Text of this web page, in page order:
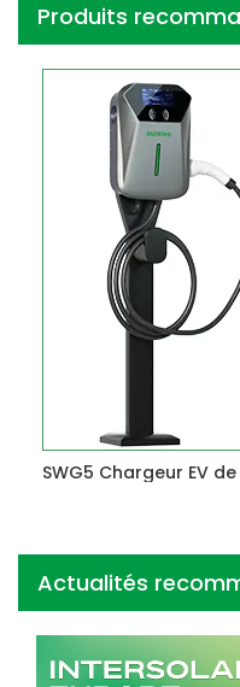
Produits
SWG5 Chargeur EV
Actualités